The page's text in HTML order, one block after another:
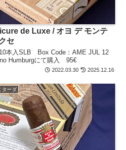
de Luxe / オヨ デ モンテ
セ
本入SLB Box Code：AME JUL 12
Humburgにて購入 95€
2022.03.30 2025.12.16
ターダ